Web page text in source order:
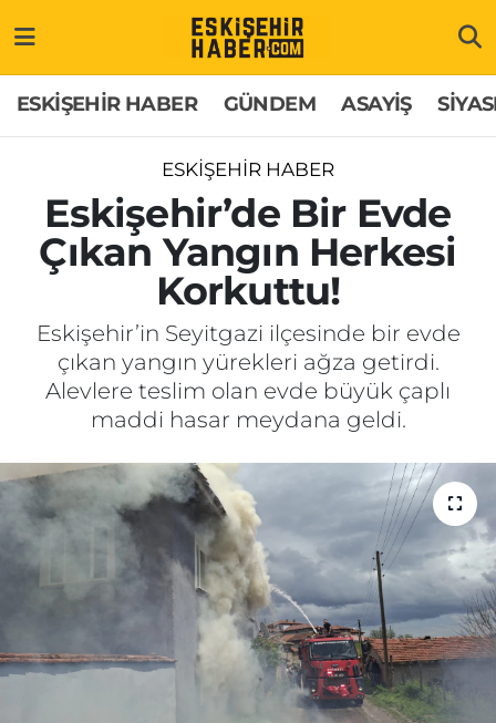
ESKİŞEHİR HABER GÜNDEM ASAYİŞ
ESKİŞEHİR HABER
Eskişehir’de Bir Evde
Çıkan Yangın Herkesi
Korkuttu!
Eskişehir’in Seyitgazi ilçesinde bir evde
çıkan yangın yürekleri ağza getirdi.
Alevlere teslim olan evde büyük çaplı
maddi hasar meydana geldi.
GÜNDEM
ASAYİŞ
SİYASET
EKONOMİ
SAĞLIK
EĞİTİM
SPOR
MAGAZİN
ESKİŞEHİRSPOR
Hakkımızda
İletişim
Künye
Odunpazarı Trafik Yoğunluk Haritası
Süper Lig Puan Durumu ve Fikstür
Tüm Manşetler
Son Dakika Haberleri
Haber Arşivi